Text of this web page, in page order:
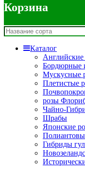
Корзина
Каталог
Бордюрные
Мускусные
Плетистые
розы
Чайно-
Шрабы
Японские
Гибриды